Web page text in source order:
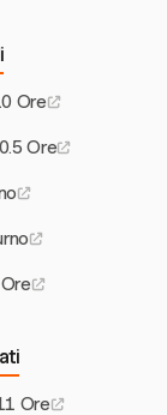
Ore
Ore
Ore